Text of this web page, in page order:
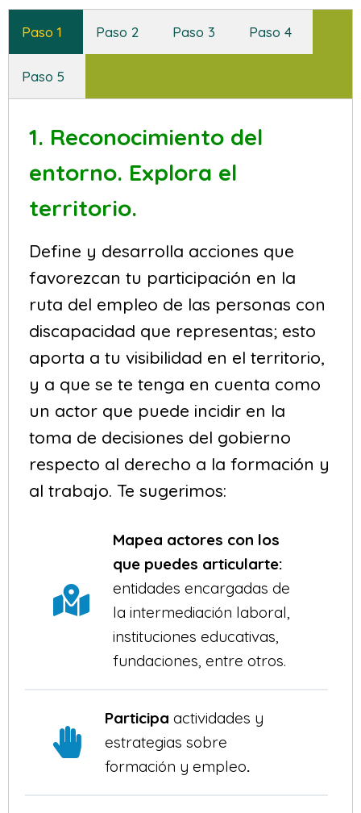
Paso 1 Paso 2 Paso 3 Paso 4
Paso 5
1. Reconocimiento del
entorno. Explora el
territorio.
Define y desarrolla acciones que
favorezcan tu participación en la
ruta del empleo de las personas con
discapacidad que representas; esto
aporta a tu visibilidad en el territorio,
y a que se te tenga en cuenta como
un actor que puede incidir en la
toma de decisiones del gobierno
respecto al derecho a la formación y
al trabajo. Te sugerimos:
Mapea actores con los
que puedes articularte:
entidades encargadas de
la intermediación laboral,
instituciones educativas,
fundaciones, entre otros.
Participa actividades y
estrategias sobre
formación y empleo.